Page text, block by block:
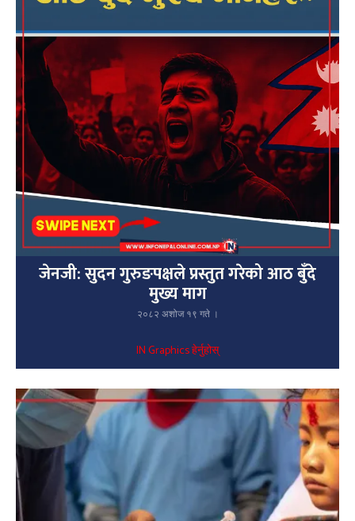
जेनजी: सुदन गुरुङपक्षले प्रस्तुत गरेको आठ बुँदे
मुख्य माग
२०८२ अशोज १९ गते ।
IN Graphics हेर्नुहोस्